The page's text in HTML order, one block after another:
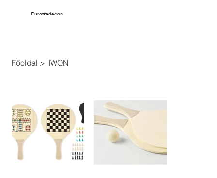
Eurotradecon
Főoldal > IWON